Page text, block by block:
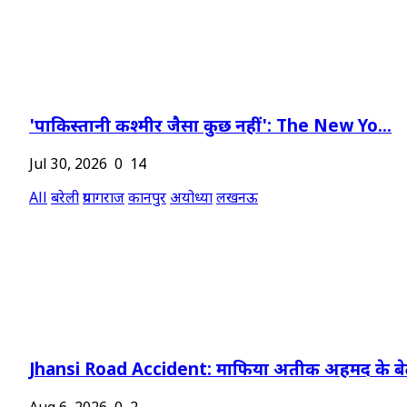
'पाकिस्तानी कश्मीर जैसा कुछ नहीं': The New Yo...
Jul 30, 2026 0 14
Allबरेलीप्रयागराजकानपुरअयोध्यालखनऊ
Jhansi Road Accident: माफिया अतीक अहमद के